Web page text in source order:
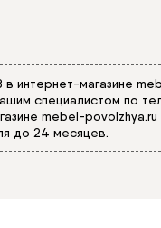
интернет-магазине
специалистом по
mebel-povolzhya.ru
до 24 месяцев.